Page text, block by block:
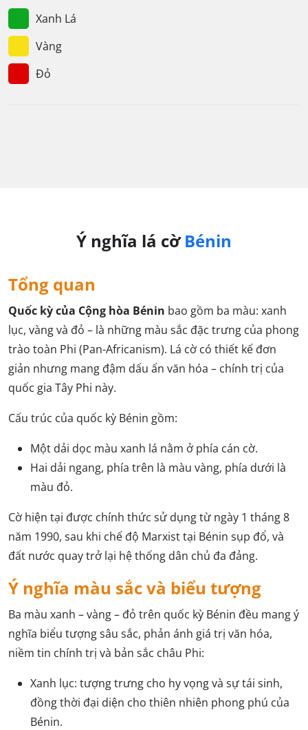
Xanh Lá
Vàng
Đỏ
Ý nghĩa lá cờBénin
Tổng quan
Quốc kỳ của Cộng hòa Bénin bao gồm ba màu: xanh
lục, vàng và đỏ – là những màu sắc đặc trưng của phong
trào toàn Phi (Pan-Africanism). Lá cờ có thiết kế đơn
giản nhưng mang đậm dấu ấn văn hóa – chính trị của
quốc gia Tây Phi này.
Cấu trúc của quốc kỳ Bénin gồm:
Một dải dọc màu xanh lá nằm ở phía cán cờ.
Hai dải ngang, phía trên là màu vàng, phía dưới là
màu đỏ.
Cờ hiện tại được chính thức sử dụng từ ngày 1 tháng 8
năm 1990, sau khi chế độ Marxist tại Bénin sụp đổ, và
đất nước quay trở lại hệ thống dân chủ đa đảng.
Ý nghĩa màu sắc và biểu tượng
Ba màu xanh – vàng – đỏ trên quốc kỳ Bénin đều mang ý
nghĩa biểu tượng sâu sắc, phản ánh giá trị văn hóa,
niềm tin chính trị và bản sắc châu Phi:
Xanh lục: tượng trưng cho hy vọng và sự tái sinh,
đồng thời đại diện cho thiên nhiên phong phú của
Bénin.